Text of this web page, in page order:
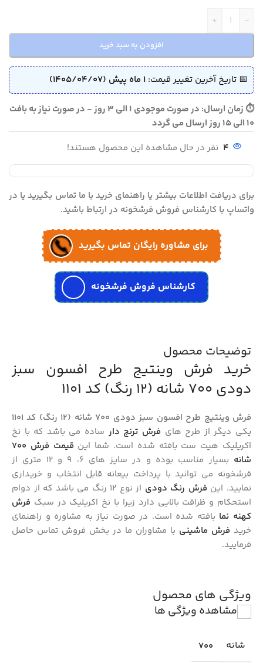
-
+
افزودن به سبد خرید
📅 تاریخ آخرین تغییر قیمت: 1 ماه پیش (1405/04/07)
⏱ زمان ارسال: در صورت موجودی 1 الی 3 روز - در صورت نیاز به بافت
10 الی 15 روز ارسال می گردد
4 نفر در حال مشاهده این محصول هستند!
برای دریافت اطلاعات بیشتر یا راهنمای خرید با ما تماس بگیرید یا در
واتساپ با کارشناس فروش فرشخونه در ارتباط باشید.
برای مشاوره رایگان تماس بگیرید
کارشناس فروش فرشخونه
توضیحات محصول
خرید فرش وینتیج طرح افسون سبز
دودی 700 شانه (12 رنگ) کد 1101
فرش وینتیج طرح افسون سبز دودی 700 شانه (12 رنگ) کد 1101
یکی دیگر از طرح های فرش ترنج دار ساده می باشد که با نخ
اکریلیک هیت ست بافته شده است. شما این
قیمت فرش ۷۰۰
شانه
بسیار مناسب بوده و در سایز های 6، 9 و 12 متری از
فرشخونه می توانید با پرداخت بیعانه قابل انتخاب و خریداری
نمایید. این فرش رنگ دودی
از نوع 12 رنگ می باشد که از دوام
استحکام و ظرافت بالایی دارد زیرا با نخ اکریلیک در سبک فرش
کهنه نما بافته شده است. در صورت نیاز به مشاوره و راهنمای
خرید فرش ماشینی با مشاوران ما در بخش فروش تماس حاصل
فرمایید.
ویژگی های محصول
مشاهده ویژگی ها
شانه 700